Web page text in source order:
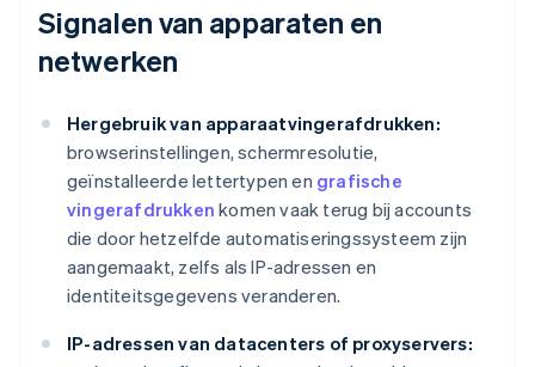
Signalen van apparaten en
netwerken
Hergebruik van apparaatvingerafdrukken:
browserinstellingen, schermresolutie,
geïnstalleerde lettertypen en grafische
vingerafdrukken komen vaak terug bij accounts
die door hetzelfde automatiseringssysteem zijn
aangemaakt, zelfs als IP-adressen en
identiteitsgegevens veranderen.
IP-adressen van datacenters of proxyservers: